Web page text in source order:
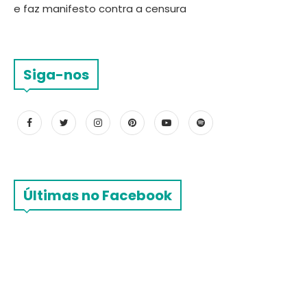
e faz manifesto contra a censura
Siga-nos
Últimas no Facebook